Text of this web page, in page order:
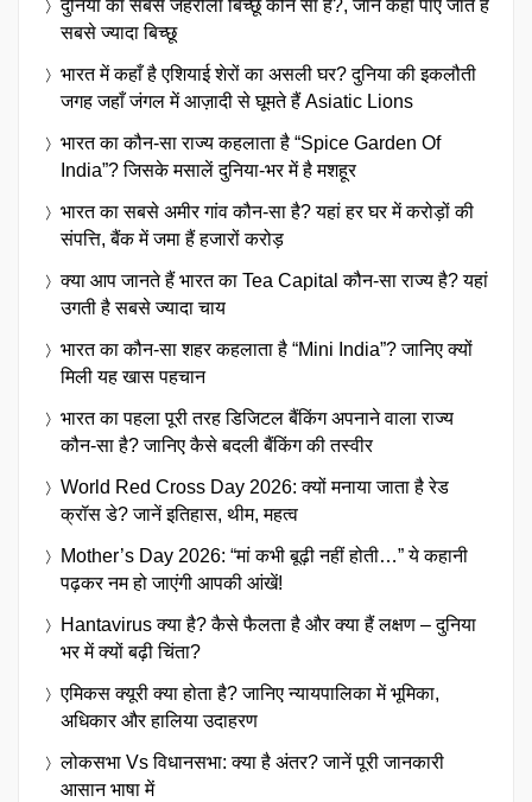
दुनिया का सबसे जहरीला बिच्छू कौन सा है?, जानें कहाँ पाए जाते हैं
सबसे ज्यादा बिच्छू
भारत में कहाँ है एशियाई शेरों का असली घर? दुनिया की इकलौती
जगह जहाँ जंगल में आज़ादी से घूमते हैं Asiatic Lions
भारत का कौन-सा राज्य कहलाता है “Spice Garden Of
India”? जिसके मसालें दुनिया-भर में है मशहूर
भारत का सबसे अमीर गांव कौन-सा है? यहां हर घर में करोड़ों की
संपत्ति, बैंक में जमा हैं हजारों करोड़
क्या आप जानते हैं भारत का Tea Capital कौन-सा राज्य है? यहां
उगती है सबसे ज्यादा चाय
भारत का कौन-सा शहर कहलाता है “Mini India”? जानिए क्यों
मिली यह खास पहचान
भारत का पहला पूरी तरह डिजिटल बैंकिंग अपनाने वाला राज्य
कौन-सा है? जानिए कैसे बदली बैंकिंग की तस्वीर
World Red Cross Day 2026: क्यों मनाया जाता है रेड
क्रॉस डे? जानें इतिहास, थीम, महत्व
Mother’s Day 2026: “मां कभी बूढ़ी नहीं होती…” ये कहानी
पढ़कर नम हो जाएंगी आपकी आंखें!
Hantavirus क्या है? कैसे फैलता है और क्या हैं लक्षण – दुनिया
भर में क्यों बढ़ी चिंता?
एमिकस क्यूरी क्या होता है? जानिए न्यायपालिका में भूमिका,
अधिकार और हालिया उदाहरण
लोकसभा Vs विधानसभा: क्या है अंतर? जानें पूरी जानकारी
आसान भाषा में